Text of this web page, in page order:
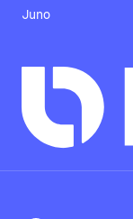
Juno